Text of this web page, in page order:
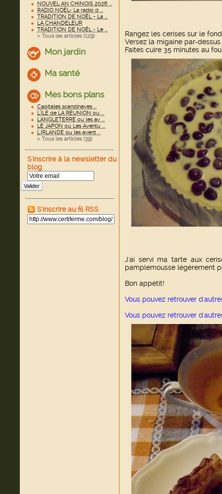
NOUVEL AN CHINOIS 2026 ...
RADIO NOËL- La radio d ...
TRADITION DE NOËL - La ...
LA CHANDELEUR
TRADITION DE NOËL - Le ...
> Tous les articles (129)
Mon jardin
Ma santé
Mes bons plans
Capitales scandinaves ...
L'ÎLE de LA RÉUNION ou ...
L'ANGLETERRE ou les av ...
LE JAPON où Les Aventu ...
L'IRLANDE ou les avent ...
> Tous les articles (39)
S'inscrire à la newsletter du
blog
Valider
S'inscrire au fil RSS
Rangez les cerises sur le
Versez la migaine par-dessus.
Faites cuire 35 minutes au
J'ai servi ma tarte aux
pamplemousse légèrement
Bon appétit!
Vous pouvez retrouver
Vous pouvez retrouver